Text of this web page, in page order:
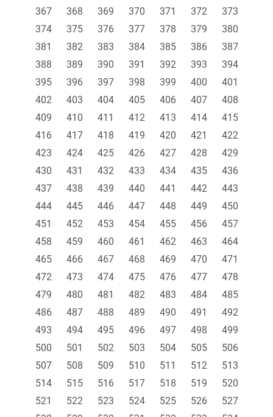
367
368 369 370 371 372
373
374
375 376 377 378 379
380
381
382 383 384 385 386
387
388
389 390 391 392 393
394
395
396 397 398 399 400
401
402
403 404 405 406 407
408
409
410 411 412 413 414
415
416
417 418 419 420 421
422
423
424 425 426 427 428
429
430
431 432 433 434 435
436
437
438 439 440 441 442
443
444
445 446 447 448 449
450
451
452 453 454 455 456
457
458
459 460 461 462 463
464
465
466 467 468 469 470
471
472
473 474 475 476 477
478
479
480 481 482 483 484
485
486
487 488 489 490 491
492
493
494 495 496 497 498
499
500
501 502 503 504 505
506
507
508 509 510 511 512
513
514
515 516 517 518 519
520
521
522 523 524 525 526
527